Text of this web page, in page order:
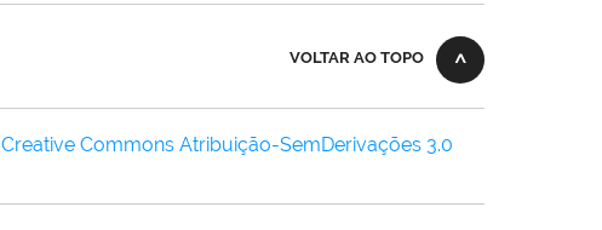
VOLTAR AO TOPO
Creative Commons Atribuição-SemDerivações 3.0